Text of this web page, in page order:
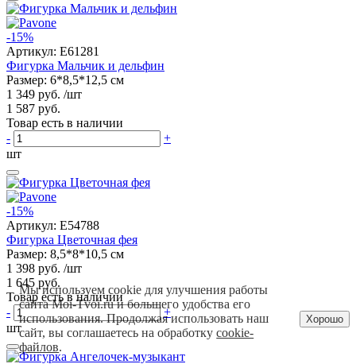
-15%
Артикул: E61281
Фигурка Мальчик и дельфин
Размер: 6*8,5*12,5 см
1 349 руб. /шт
1 587 руб.
Товар есть в наличии
-
+
шт
-15%
Артикул: E54788
Фигурка Цветочная фея
Размер: 8,5*8*10,5 см
1 398 руб. /шт
1 645 руб.
Товар есть в наличии
-
+
шт
Мы используем cookie для улучшения работы
сайта Moi-Tvoi.ru и большего удобства его
использования. Продолжая использовать наш
сайт, вы соглашаетесь на обработкуcookie-
файлов.
Хорошо